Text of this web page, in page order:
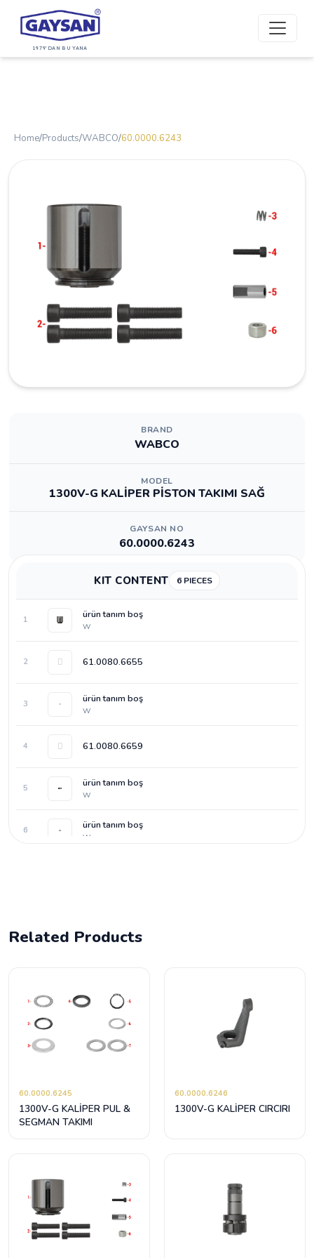
1979'DAN BU YANA
Home/Products/WABCO/60.0000.6243
BRAND
WABCO
MODEL
1300V-G KALİPER PİSTON TAKIMI SAĞ
GAYSAN NO
60.0000.6243
KIT CONTENT 6 PIECES
1 ürün tanım boş
W
2 61.0080.6655
3 ürün tanım boş
W
4 61.0080.6659
5 ürün tanım boş
W
6 ürün tanım boş
W
Related Products
60.0000.6245
1300V-G KALİPER PUL &
SEGMAN TAKIMI
60.0000.6246
1300V-G KALİPER CIRCIRI